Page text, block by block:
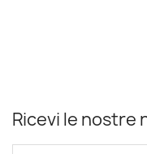
Ricevi le nostre